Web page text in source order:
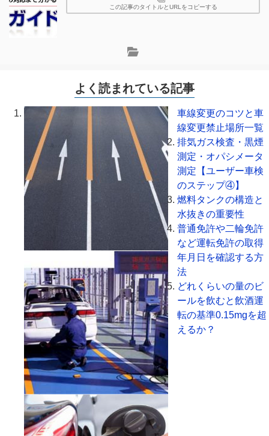
この記事のタイトルとURLをコピーする
よく読まれている記事
車線変更のコツと車
線変更禁止場所一覧
排気ガス検査・黒煙
測定・オパシメータ
測定【ユーザー車検
のステップ④】
燃料タンクの構造と
水抜きの重要性
普通免許や二輪免許
など運転免許の取得
年月日を確認する方
法
どれくらいの量のビ
ールを飲むと飲酒運
転の基準0.15mgを超
えるか？